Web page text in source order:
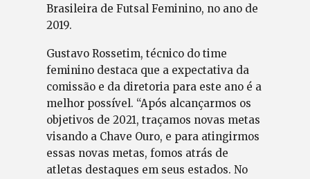
Brasileira de Futsal Feminino, no ano de
2019.
Gustavo Rossetim, técnico do time
feminino destaca que a expectativa da
comissão e da diretoria para este ano é a
melhor possível. “Após alcançarmos os
objetivos de 2021, traçamos novas metas
visando a Chave Ouro, e para atingirmos
essas novas metas, fomos atrás de
atletas destaques em seus estados. No